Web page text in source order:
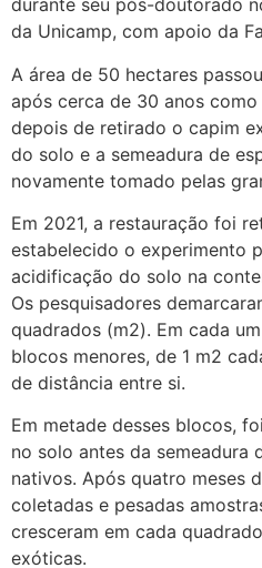
durante seu pós-doutorado
da Unicamp, com apoio da
A área de 50 hectares
após cerca de 30 anos
depois de retirado o capim
do solo e a semeadura de
novamente tomado pelas
Em 2021, a restauração foi
estabelecido o experimento
acidificação do solo na
Os pesquisadores
quadrados (m2). Em cada
blocos menores, de 1 m2
de distância entre si.
Em metade desses blocos,
no solo antes da semeadura
nativos. Após quatro meses
coletadas e pesadas
cresceram em cada
exóticas.